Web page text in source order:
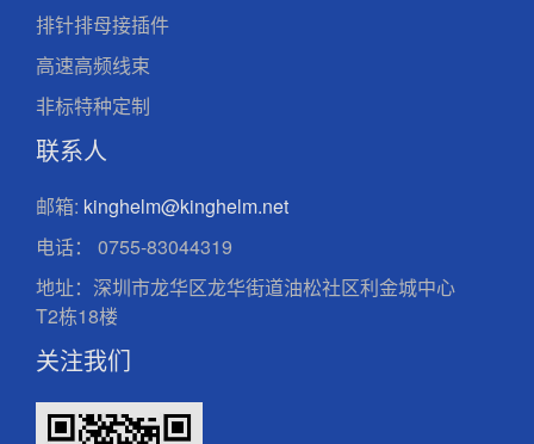
排针排母接插件
高速高频线束
非标特种定制
联系人
邮箱: kinghelm@kinghelm.net
电话：
0755-83044319
地址：深圳市龙华区龙华街道油松社区利金城中心
T2栋18楼
关注我们